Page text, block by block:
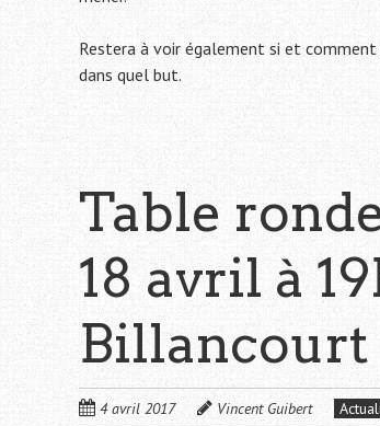
Restera à voir également si et
dans quel but.
Table
18 avril à
Billancourt
4 avril 2017 Vincent Guibert